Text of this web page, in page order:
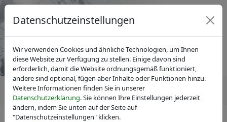
Datenschutzeinstellungen
Wir verwenden Cookies und ähnliche Technologien, um Ihnen
diese Website zur Verfügung zu stellen. Einige davon sind
erforderlich, damit die Website ordnungsgemäß funktioniert,
andere sind optional, fügen aber Inhalte oder Funktionen hinzu.
Weitere Informationen finden Sie in unserer
Datenschutzerklärung. Sie können Ihre Einstellungen jederzeit
ändern, indem Sie unten auf der Seite auf
"Datenschutzeinstellungen" klicken.